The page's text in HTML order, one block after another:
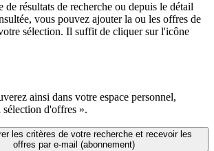
de résultats de recherche ou depuis le détail
vous pouvez ajouter la ou les offres de
sélection. Il suffit de cliquer sur l'icône
ainsi dans votre espace personnel,
d'offres ».
les critères de votre recherche et recevoir les
offres par e-mail (abonnement)